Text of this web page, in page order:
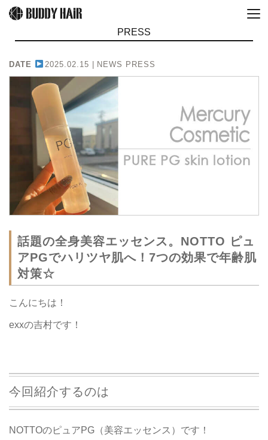
PRESS
DATE 2025.02.15 | NEWS PRESS
話題の全身美容エッセンス。NOTTO ピュ
アPGでハリツヤ肌へ！7つの効果で年齢肌
対策☆
こんにちは！
exxの吉村です！
今回紹介するのは
NOTTOのピュアPG（美容エッセンス）です！